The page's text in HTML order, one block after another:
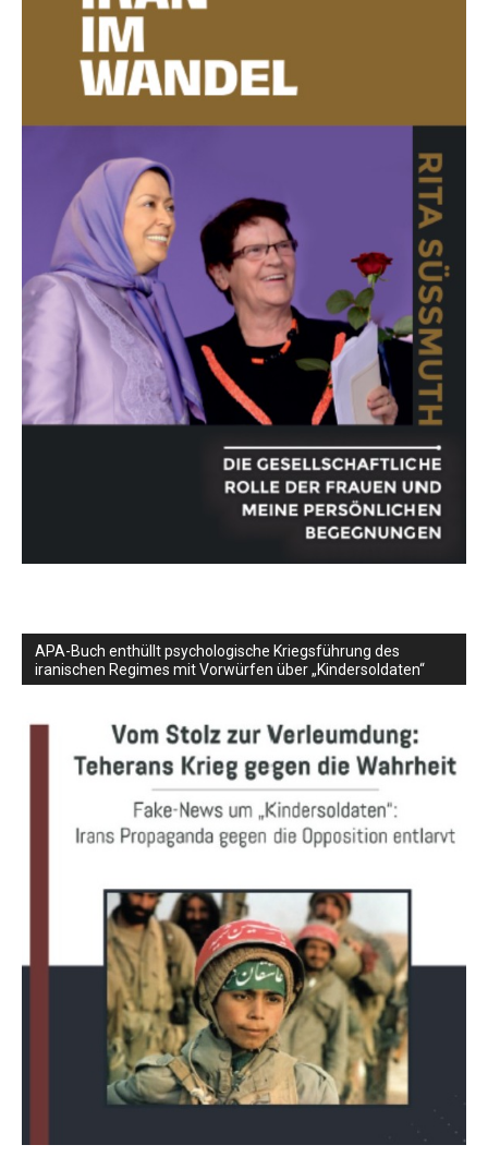
APA-Buch enthüllt psychologische Kriegsführung des
iranischen Regimes mit Vorwürfen über „Kindersoldaten“